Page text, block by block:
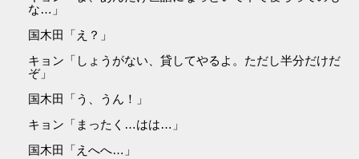
な…」
国木田「え？」
キョン「しょうがない、貸してやるよ。ただし半分だけだ
ぞ」
国木田「う、うん！」
キョン「まったく…はは…」
国木田「えへへ…」